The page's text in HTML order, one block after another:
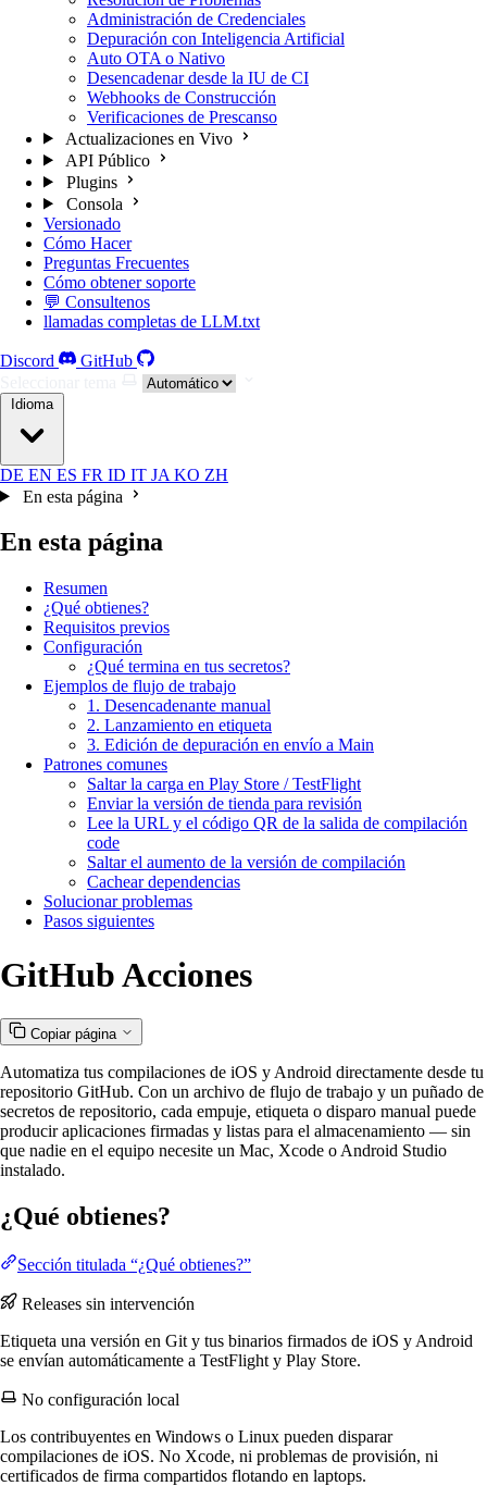
Administración de Credenciales
Depuración con Inteligencia Artificial
Auto OTA o Nativo
Desencadenar desde la IU de CI
Webhooks de Construcción
Verificaciones de Prescanso
Actualizaciones en Vivo
API Público
Plugins
Consola
Versionado
Cómo Hacer
Preguntas Frecuentes
Cómo obtener soporte
💬 Consultenos
llamadas completas de LLM.txt
Discord
GitHub
Idioma
DE EN ES FR ID IT JA KO ZH
En esta página
En esta página
Resumen
¿Qué obtienes?
Requisitos previos
Configuración
¿Qué termina en tus secretos?
Ejemplos de flujo de trabajo
1. Desencadenante manual
2. Lanzamiento en etiqueta
3. Edición de depuración en envío a Main
Patrones comunes
Saltar la carga en Play Store / TestFlight
Enviar la versión de tienda para revisión
Lee la URL y el código QR de la salida de compilación
code
Saltar el aumento de la versión de compilación
Cachear dependencias
Solucionar problemas
Pasos siguientes
GitHub Acciones
Copiar página
Automatiza tus compilaciones de iOS y Android directamente desde tu
repositorio GitHub. Con un archivo de flujo de trabajo y un puñado de
secretos de repositorio, cada empuje, etiqueta o disparo manual puede
producir aplicaciones firmadas y listas para el almacenamiento — sin
que nadie en el equipo necesite un Mac, Xcode o Android Studio
instalado.
¿Qué obtienes?
Sección titulada “¿Qué obtienes?”
Releases sin intervención
Etiqueta una versión en Git y tus binarios firmados de iOS y Android
se envían automáticamente a TestFlight y Play Store.
No configuración local
Los contribuyentes en Windows o Linux pueden disparar
compilaciones de iOS. No Xcode, ni problemas de provisión, ni
certificados de firma compartidos flotando en laptops.